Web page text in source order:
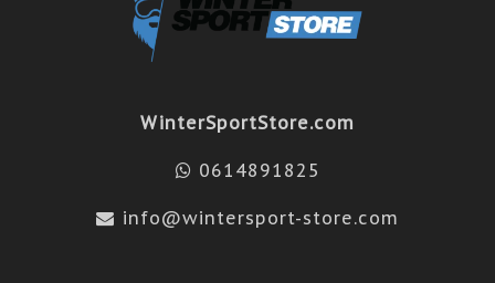
WinterSportStore.com
0614891825
info@wintersport-store.com